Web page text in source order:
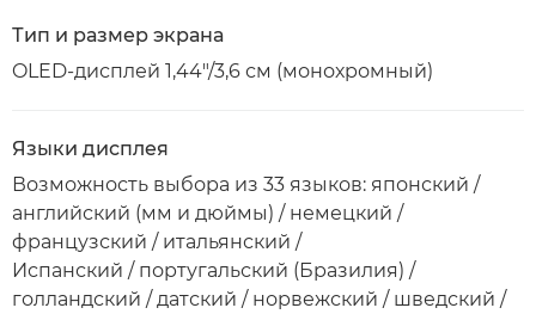
Тип и размер экрана
OLED-дисплей 1,44"/3,6 см (монохромный)
Языки дисплея
Возможность выбора из 33 языков: японский /
английский (мм и дюймы) / немецкий /
французский / итальянский /
Испанский / португальский (Бразилия) /
голландский / датский / норвежский / шведский /